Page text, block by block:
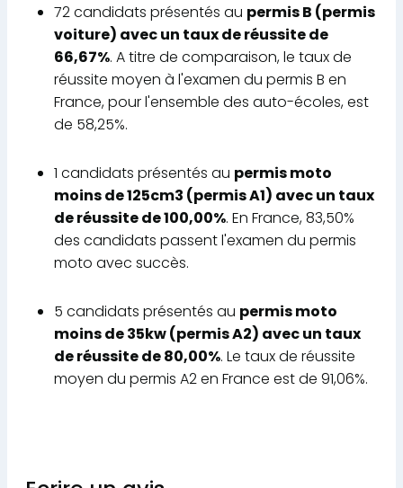
72 candidats présentés au permis B (permis
voiture) avec un taux de réussite de
66,67%. A titre de comparaison, le taux de
réussite moyen à l'examen du permis B en
France, pour l'ensemble des auto-écoles, est
de 58,25%.
1 candidats présentés au permis moto
moins de 125cm3 (permis A1) avec un taux
de réussite de 100,00%. En France, 83,50%
des candidats passent l'examen du permis
moto avec succès.
5 candidats présentés au permis moto
moins de 35kw (permis A2) avec un taux
de réussite de 80,00%. Le taux de réussite
moyen du permis A2 en France est de 91,06%.